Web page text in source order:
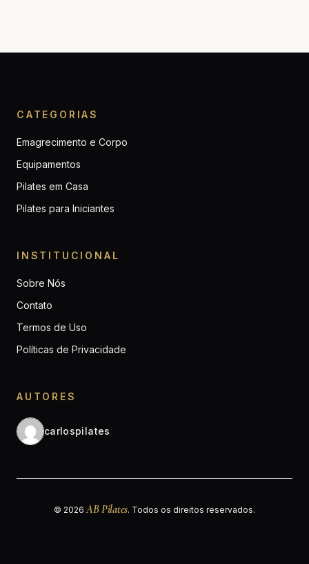
CATEGORIAS
Emagrecimento e Corpo
Equipamentos
Pilates em Casa
Pilates para Iniciantes
INSTITUCIONAL
Sobre Nós
Contato
Termos de Uso
Políticas de Privacidade
AUTORES
carlospilates
© 2026 AB Pilates. Todos os direitos reservados.